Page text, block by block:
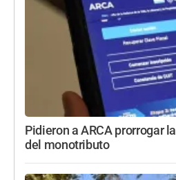
Pidieron a ARCA prorrogar
del monotributo